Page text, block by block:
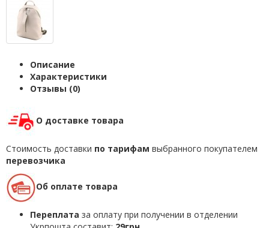
Описание
Характеристики
Отзывы (0)
О доставке товара
Стоимость доставки по тарифам выбранного покупателем
перевозчика
Об оплате товара
Переплата за оплату при получении в отделении